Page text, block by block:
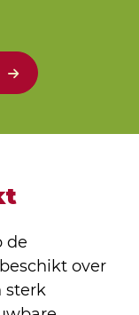
de
over
sterk